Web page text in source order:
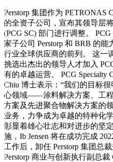
Perstorp 集团作为 PETRONAS
的全资子公司，宣布其领导层将
(PCG SC) 部门进行调整。
家子公司 Perstorp 和 BRB 的
行业全球供应商的前列。 这一
挑选出杰出的领导人才加入
有的卓越运营。 PCG Specialty
Chiu 博士表示：“我们的目标
心领域——涂料解决方案、工
方案及先进聚合物解决方案的
业务，力争成为卓越的特种化
彰显着雄心壮志和对进步的坚
施，Ib Jensen 将在成功完成
工作后，卸任 Perstorp 集团总
Perstorp 商业与创新执行副总裁